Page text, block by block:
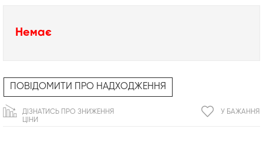
Немає
ПОВІДОМИТИ ПРО НАДХОДЖЕННЯ
У БАЖАННЯ
ДІЗНАТИСЬ ПРО ЗНИЖЕННЯ
ЦІНИ